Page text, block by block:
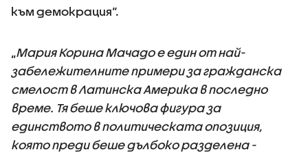
към демокрация“.
„Мария Корина Мачадо е един от най-
забележителните примери за гражданска
смелост в Латинска Америка в последно
време. Тя беше ключова фигура за
единството в политическата опозиция,
която преди беше дълбоко разделена -